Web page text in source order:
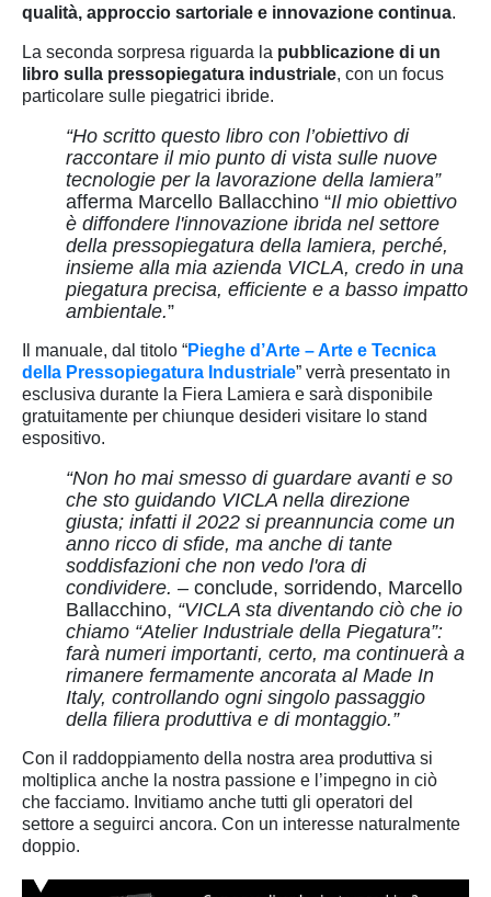
qualità, approccio sartoriale e innovazione continua.
La seconda sorpresa riguarda la pubblicazione di un
libro sulla pressopiegatura industriale, con un focus
particolare sulle piegatrici ibride.
“Ho scritto questo libro con l’obiettivo di
raccontare il mio punto di vista sulle nuove
tecnologie per la lavorazione della lamiera”
afferma Marcello Ballacchino “Il mio obiettivo
è diffondere l'innovazione ibrida nel settore
della pressopiegatura della lamiera, perché,
insieme alla mia azienda VICLA, credo in una
piegatura precisa, efficiente e a basso impatto
ambientale.”
Il manuale, dal titolo “Pieghe d’Arte – Arte e Tecnica
della Pressopiegatura Industriale” verrà presentato in
esclusiva durante la Fiera Lamiera e sarà disponibile
gratuitamente per chiunque desideri visitare lo stand
espositivo.
“Non ho mai smesso di guardare avanti e so
che sto guidando VICLA nella direzione
giusta; infatti il 2022 si preannuncia come un
anno ricco di sfide, ma anche di tante
soddisfazioni che non vedo l'ora di
condividere. – conclude, sorridendo, Marcello
Ballacchino, “VICLA sta diventando ciò che io
chiamo “Atelier Industriale della Piegatura”:
farà numeri importanti, certo, ma continuerà a
rimanere fermamente ancorata al Made In
Italy, controllando ogni singolo passaggio
della filiera produttiva e di montaggio.”
Con il raddoppiamento della nostra area produttiva si
moltiplica anche la nostra passione e l’impegno in ciò
che facciamo. Invitiamo anche tutti gli operatori del
settore a seguirci ancora. Con un interesse naturalmente
doppio.